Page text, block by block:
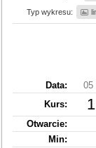
Typ wykresu:
Data:
05
Kurs:
Otwarcie:
Min: